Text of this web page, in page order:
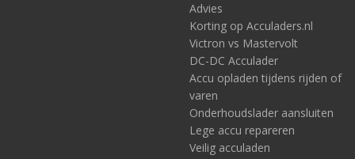
Deze laders zijn geschikt voor natte, Gel, AGM en Li-ion accu’s
De Mac Plus zorgt ook bij een Euro 5/6 toepassing voor een
constante laadstroom naar de gebruikersaccu, zelfs als de
Deze DC-DC lader van Mastervolt maakt ook parallel gebruik en
Advies
Korting op Acculaders.nl
Victron vs Mastervolt
DC-DC Acculader
Accu opladen tijdens rijden of
varen
Onderhoudslader aansluiten
Lege accu repareren
Veilig acculaden